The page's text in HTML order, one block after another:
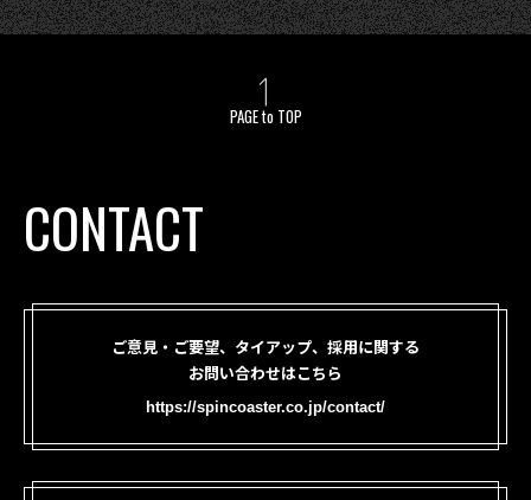
PAGE to TOP
CONTACT
ご意見・ご要望、タイアップ、採用に関する
お問い合わせはこちら
https://spincoaster.co.jp/contact/